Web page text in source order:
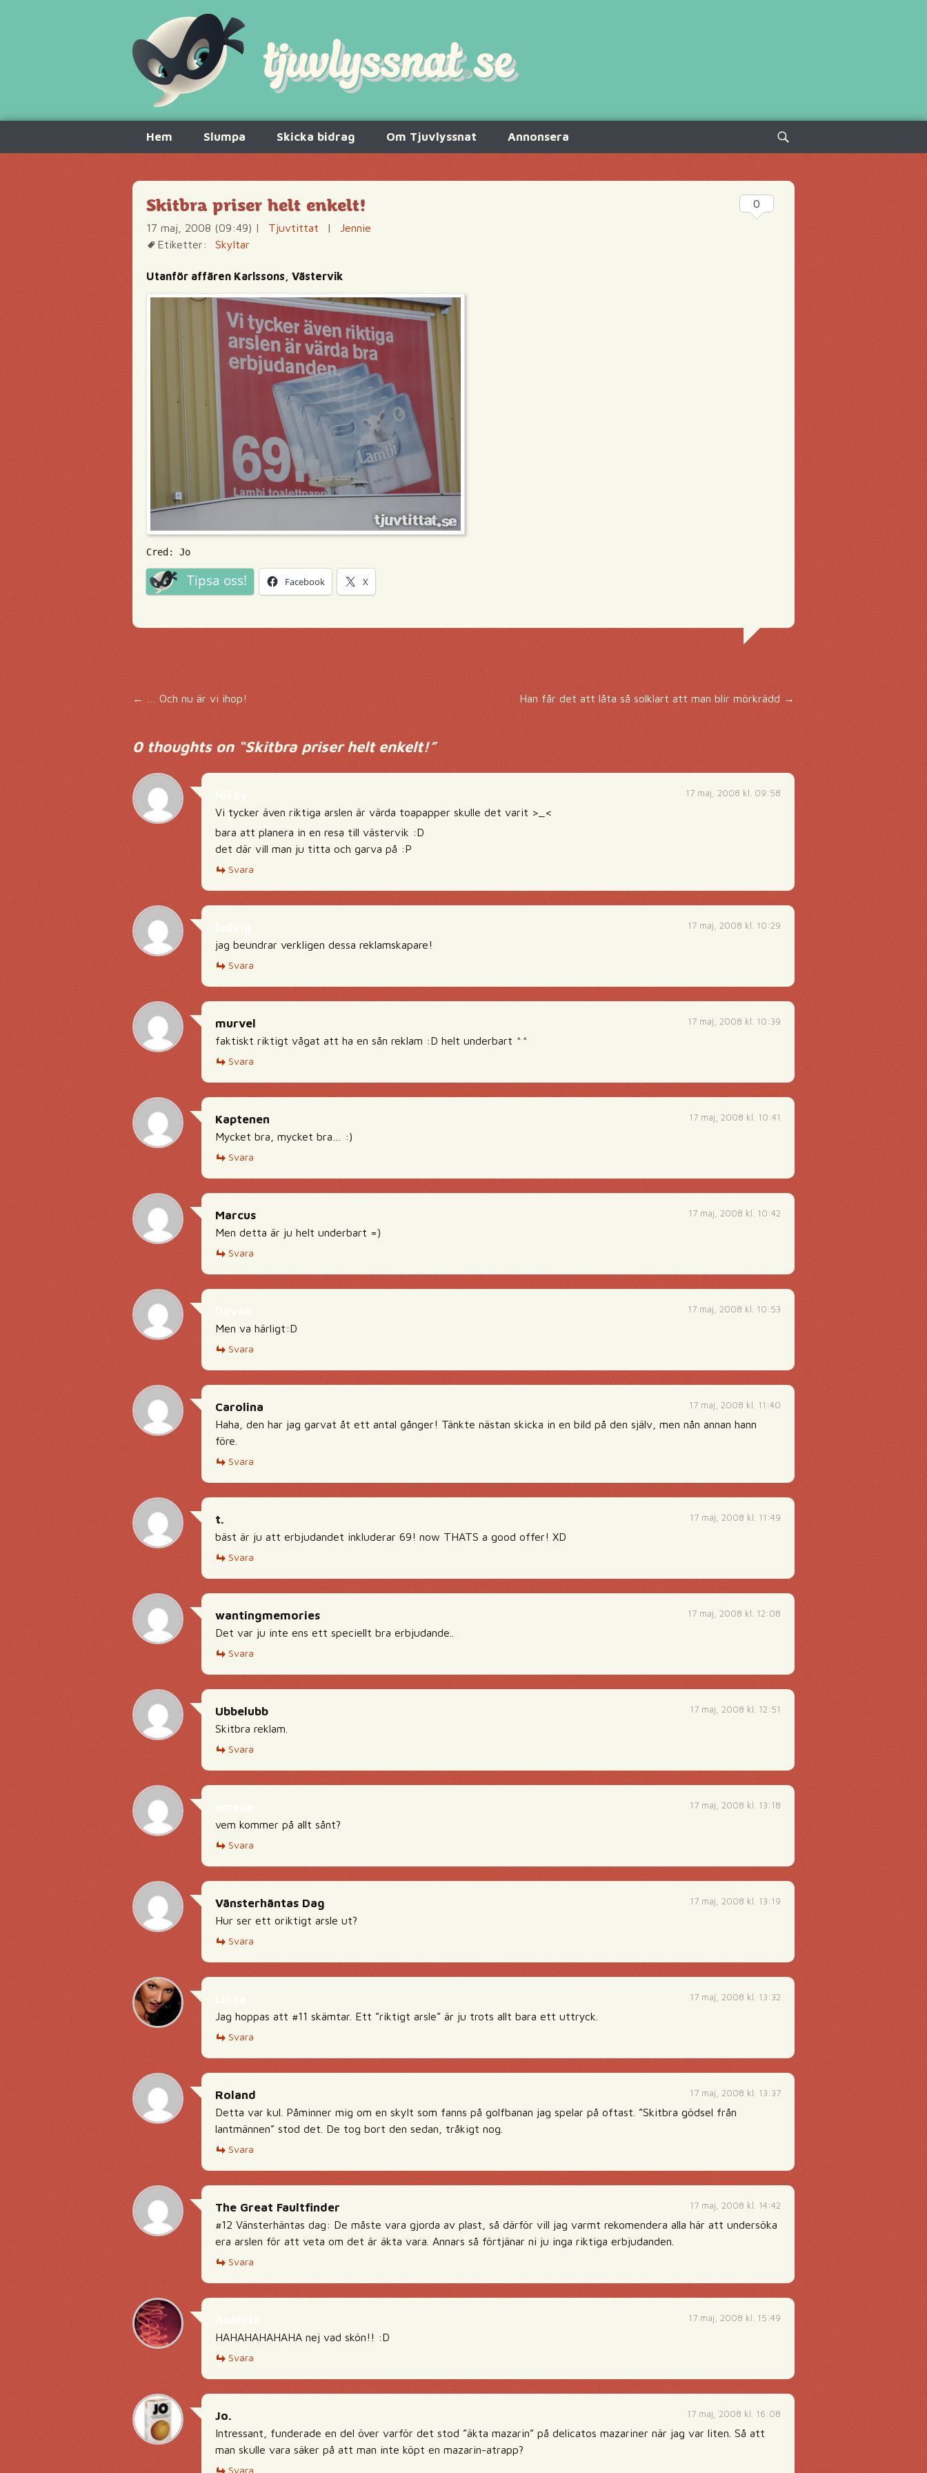
innehåll
Hem Slumpa Skicka bidrag Om Tjuvlyssnat Annonsera
Sök
efter:
Skitbra priser helt enkelt!
17 maj, 2008 (09:49) | Tjuvtittat |
Jennie
Etiketter:
Skyltar
Utanför affären Karlssons, Västervik
Cred: Jo
Tipsa oss! Facebook X
0
Inläggsnavigering
←… Och nu är vi ihop! Han får det att låta så solklart att man blir mörkrädd→
0 thoughts on “Skitbra priser helt enkelt!”
17 maj, 2008 kl. 09:58
Vi tycker även riktiga arslen är värda toapapper skulle det varit >_<
bara att planera in en resa till västervik :D
det där vill man ju titta och garva på :P
Svara
17 maj, 2008 kl. 10:29
jag beundrar verkligen dessa reklamskapare!
Svara
17 maj, 2008 kl. 10:39
murvel
faktiskt riktigt vågat att ha en sån reklam :D helt underbart ^^
Svara
17 maj, 2008 kl. 10:41
Kaptenen
Mycket bra, mycket bra… :)
Svara
17 maj, 2008 kl. 10:42
Marcus
Men detta är ju helt underbart =)
Svara
17 maj, 2008 kl. 10:53
Men va härligt:D
Svara
17 maj, 2008 kl. 11:40
Carolina
Haha, den har jag garvat åt ett antal gånger! Tänkte nästan skicka in en bild på den själv, men nån annan hann
före.
Svara
17 maj, 2008 kl. 11:49
t.
bäst är ju att erbjudandet inkluderar 69! now THATS a good offer! XD
Svara
17 maj, 2008 kl. 12:08
wantingmemories
Det var ju inte ens ett speciellt bra erbjudande..
Svara
17 maj, 2008 kl. 12:51
Ubbelubb
Skitbra reklam.
Svara
17 maj, 2008 kl. 13:18
vem kommer på allt sånt?
Svara
17 maj, 2008 kl. 13:19
Vänsterhäntas Dag
Hur ser ett oriktigt arsle ut?
Svara
17 maj, 2008 kl. 13:32
Jag hoppas att #11 skämtar. Ett ”riktigt arsle” är ju trots allt bara ett uttryck.
Svara
17 maj, 2008 kl. 13:37
Roland
Detta var kul. Påminner mig om en skylt som fanns på golfbanan jag spelar på oftast. ”Skitbra gödsel från
lantmännen” stod det. De tog bort den sedan, tråkigt nog.
Svara
17 maj, 2008 kl. 14:42
The Great Faultfinder
#12 Vänsterhäntas dag: De måste vara gjorda av plast, så därför vill jag varmt rekomendera alla här att undersöka
era arslen för att veta om det är äkta vara. Annars så förtjänar ni ju inga riktiga erbjudanden.
Svara
17 maj, 2008 kl. 15:49
HAHAHAHAHAHA nej vad skön!! :D
Svara
17 maj, 2008 kl. 16:08
Jo.
Intressant, funderade en del över varför det stod ”äkta mazarin” på delicatos mazariner när jag var liten. Så att
man skulle vara säker på att man inte köpt en mazarin-atrapp?
Svara